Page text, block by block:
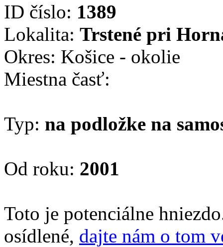
ID číslo: 1389
Lokalita: Trstené pri
Okres: Košice - okolie
Miestna časť:
Typ: na podložke na
Od roku: 2001
Toto je potenciálne
osídlené, dajte nám o tom